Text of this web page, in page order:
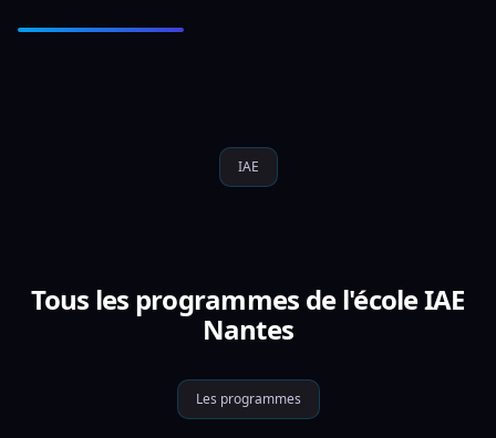
IAE
Tous les programmes de l'école IAE
Nantes
Les programmes